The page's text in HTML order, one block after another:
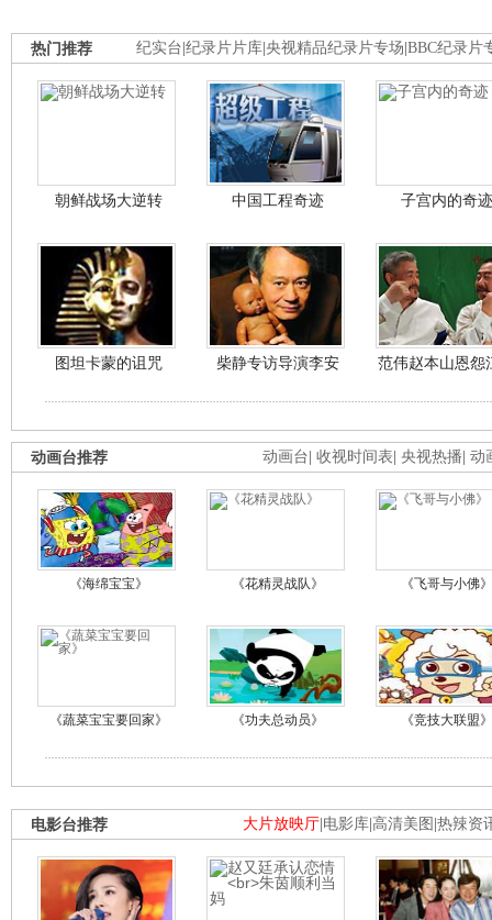
纪实台 纪录片片库 央视精品纪录片专场 BBC纪录片
热门推荐
朝鲜战场大逆转 中国工程奇迹 子宫内的奇迹
图坦卡蒙的诅咒 柴静专访导演李安 范伟赵本山恩怨
动画台 收视时间表 央视热播 动
动画台推荐
《海绵宝宝》 《花精灵战队》 《飞哥与小佛》
《蔬菜宝宝要回家》 《功夫总动员》 《竞技大联盟》
大片放映厅 电影库 高清美图 热辣资
电影台推荐